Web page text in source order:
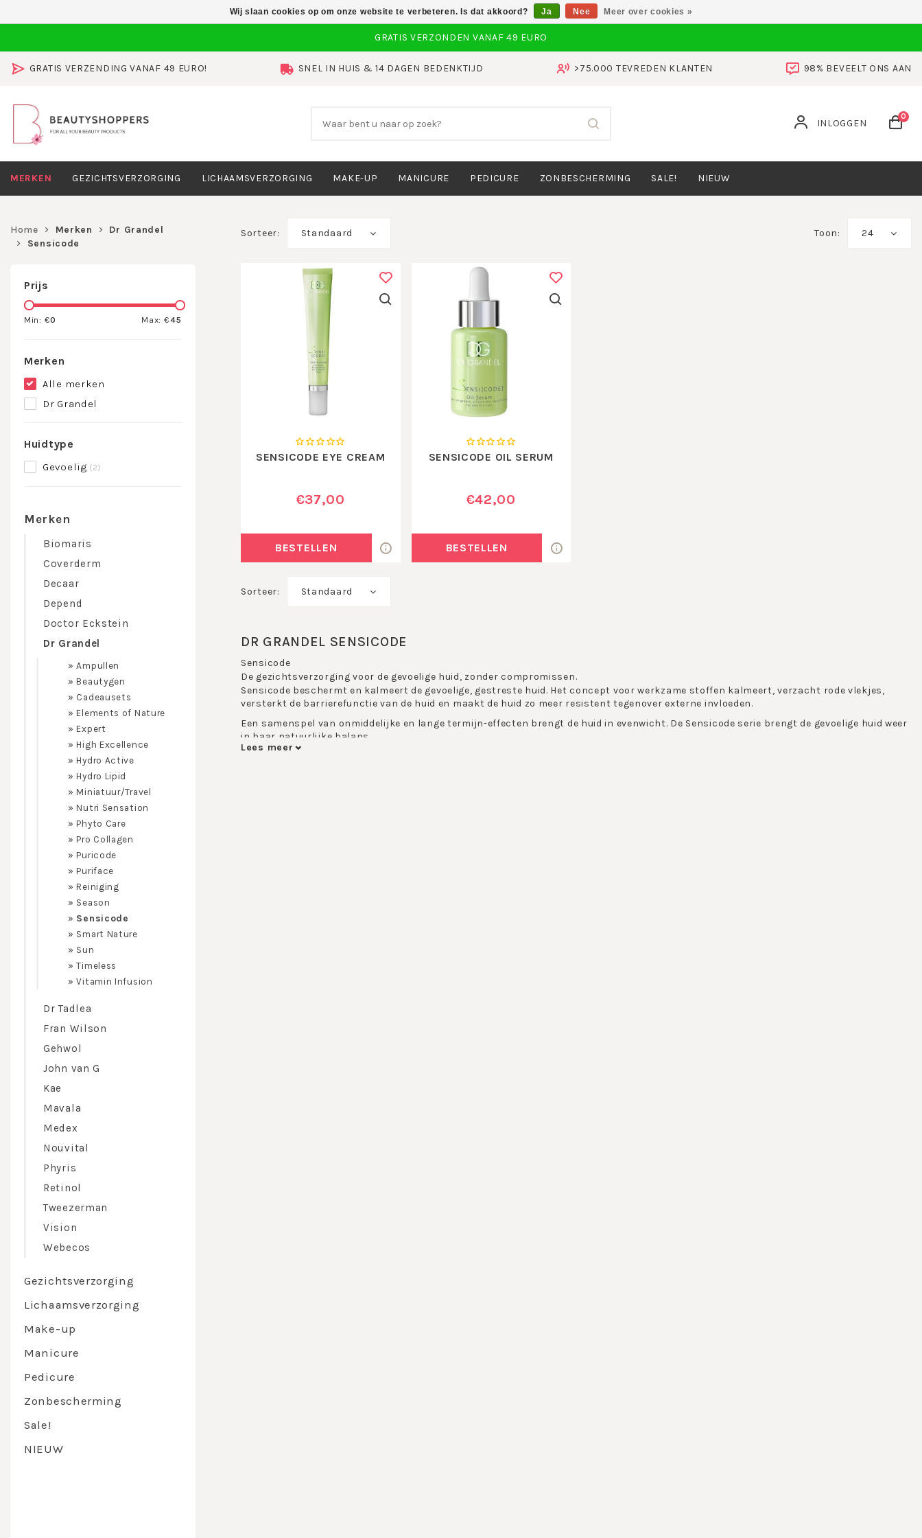
GRATIS VERZENDING VANAF 49 EURO! SNEL IN HUIS & 14 DAGEN BEDENKTIJD >75.000 TEVREDEN KLANTEN 98% BEVEELT ONS AAN
INLOGGEN
0
MERKEN GEZICHTSVERZORGING LICHAAMSVERZORGING MAKE-UP MANICURE PEDICURE ZONBESCHERMING SALE! NIEUW
Home Merken
Dr Grandel
Sensicode
Prijs
Min: €0 Max: €45
Merken
Alle merken
Dr Grandel
Huidtype
Gevoelig (2)
Merken
Biomaris
Coverderm
Decaar
Depend
Doctor Eckstein
Dr Grandel
»Ampullen
»Beautygen
» Cadeausets
»Elements of Nature
»Expert
»High Excellence
»Hydro Active
»Hydro Lipid
»Miniatuur/Travel
»Nutri Sensation
»Phyto Care
»Pro Collagen
»Puricode
»Puriface
»Reiniging
» Season
» Sensicode
» Smart Nature
» Sun
»Timeless
»Vitamin Infusion
Dr Tadlea
Fran Wilson
Gehwol
John van G
Kae
Mavala
Medex
Nouvital
Phyris
Retinol
Tweezerman
Vision
Webecos
Gezichtsverzorging
Lichaamsverzorging
Make-up
Manicure
Pedicure
Zonbescherming
Sale!
NIEUW
Sorteer: Standaard Toon: 24
SENSICODE EYE CREAM
€37,00
BESTELLEN
SENSICODE OIL SERUM
€42,00
BESTELLEN
Sorteer: Standaard
DR GRANDEL SENSICODE
Sensicode
De gezichtsverzorging voor de gevoelige huid, zonder compromissen.
Sensicode beschermt en kalmeert de gevoelige, gestreste huid. Het concept voor werkzame stoffen kalmeert, verzacht rode vlekjes,
versterkt de barrierefunctie van de huid en maakt de huid zo meer resistent tegenover externe invloeden.
Een samenspel van onmiddelijke en lange termijn-effecten brengt de huid in evenwicht. De Sensicode serie brengt de gevoelige huid weer
in haar natuurlijke balans.
Lees meer
Wij slaan cookies op om onze website te verbeteren. Is dat akkoord? Ja Nee Meer over cookies »